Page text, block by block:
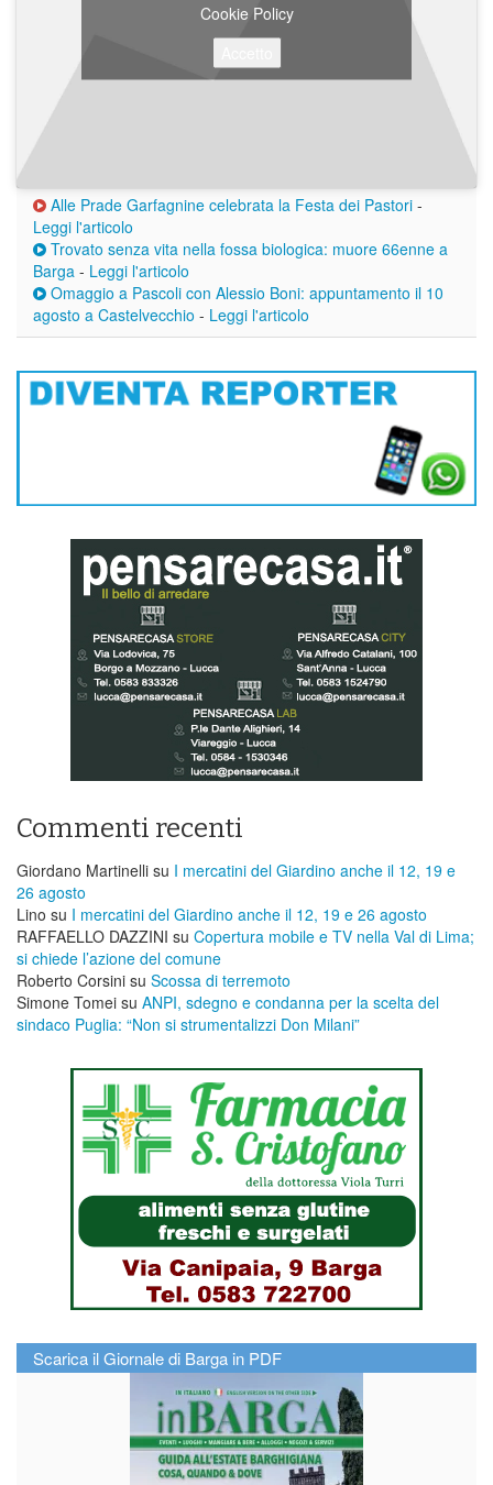
Cookie Policy
Alle Prade Garfagnine celebrata la Festa dei Pastori -
Leggi l'articolo
Trovato senza vita nella fossa biologica: muore 66enne a
Barga - Leggi l'articolo
Omaggio a Pascoli con Alessio Boni: appuntamento il 10
agosto a Castelvecchio - Leggi l'articolo
Commenti recenti
Giordano Martinelli su I mercatini del Giardino anche il 12, 19 e
26 agosto
Lino su I mercatini del Giardino anche il 12, 19 e 26 agosto
RAFFAELLO DAZZINI su ​Copertura mobile e TV nella Val di Lima;
si chiede l’azione del comune
Roberto Corsini su Scossa di terremoto
Simone Tomei su ANPI, sdegno e condanna per la scelta del
sindaco Puglia: “Non si strumentalizzi Don Milani”
Scarica il Giornale di Barga in PDF